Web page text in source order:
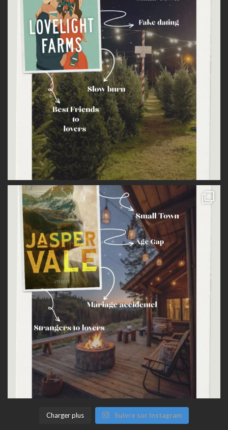
Charger plus Suivre sur Instagram